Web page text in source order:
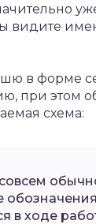
видите
в форме
при этом
схема:
в ходе